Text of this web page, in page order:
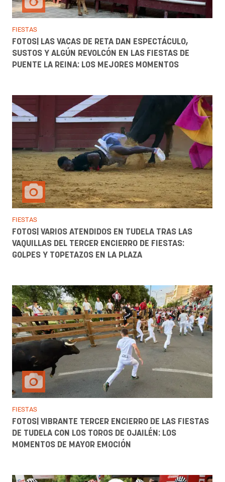
FIESTAS
FOTOS| LAS VACAS DE RETA DAN ESPECTÁCULO,
SUSTOS Y ALGÚN REVOLCÓN EN LAS FIESTAS DE
PUENTE LA REINA: LOS MEJORES MOMENTOS
FIESTAS
FOTOS| VARIOS ATENDIDOS EN TUDELA TRAS LAS
VAQUILLAS DEL TERCER ENCIERRO DE FIESTAS:
GOLPES Y TOPETAZOS EN LA PLAZA
FIESTAS
FOTOS| VIBRANTE TERCER ENCIERRO DE LAS FIESTAS
DE TUDELA CON LOS TOROS DE OJAILÉN: LOS
MOMENTOS DE MAYOR EMOCIÓN